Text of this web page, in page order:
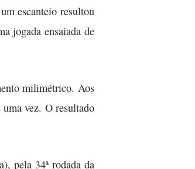
escanteio resultou
jogada ensaiada de
milimétrico. Aos
vez. O resultado
pela 34ª rodada da